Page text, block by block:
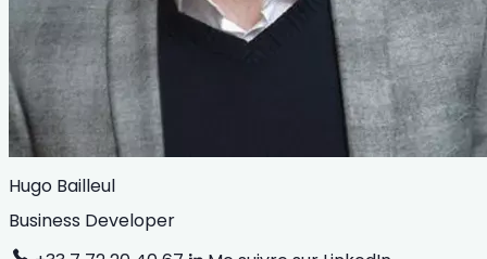
Hugo Bailleul
Business Developer